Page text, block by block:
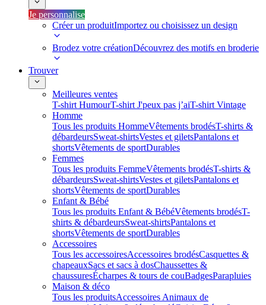
Je personnalise
Créer un produitImportez ou choisissez un design
Brodez votre créationDécouvrez des motifs en broderie
Trouver
Meilleures ventes
T-shirt HumourT-shirt J'peux pas j’aiT-shirt Vintage
Homme
Tous les produits HommeVêtements brodésT-shirts &
débardeursSweat-shirtsVestes et giletsPantalons et
shortsVêtements de sportDurables
Femmes
Tous les produits FemmeVêtements brodésT-shirts &
débardeursSweat-shirtsVestes et giletsPantalons et
shortsVêtements de sportDurables
Enfant & Bébé
Tous les produits Enfant & BébéVêtements brodésT-
shirts & débardeursSweat-shirtsPantalons et
shortsVêtements de sportDurables
Accessoires
Tous les accessoiresAccessoires brodésCasquettes &
chapeauxSacs et sacs à dosChaussettes &
chaussuresÉcharpes & tours de couBadgesParapluies
Maison & déco
Tous les produitsAccessoires Animaux de